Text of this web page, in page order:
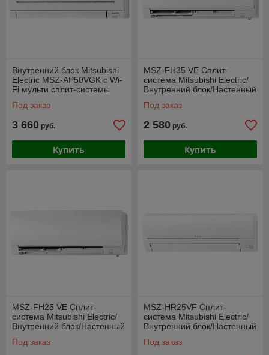
Внутренний блок Mitsubishi
Electric MSZ-AP50VGK с Wi-
Fi мульти сплит-системы
Под заказ
3 660 руб.
Купить
MSZ-FH35 VE Сплит-
система Mitsubishi Electric/
Внутренний блок/Настенный
Под заказ
2 580 руб.
Купить
MSZ-FH25 VE Сплит-
система Mitsubishi Electric/
Внутренний блок/Настенный
Под заказ
MSZ-HR25VF Сплит-
система Mitsubishi Electric/
Внутренний блок/Настенный
Под заказ